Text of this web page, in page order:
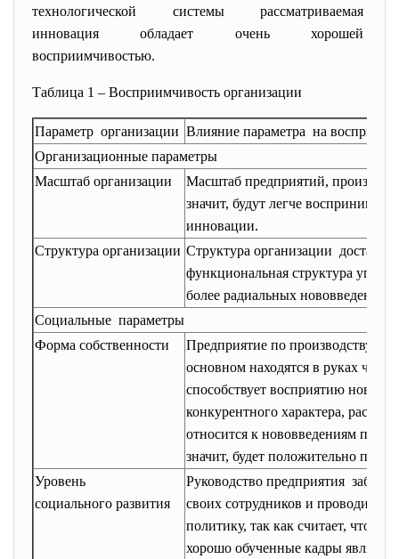
технологической системы рассматриваемая
инновация обладает очень хорошей
восприимчивостью.
Таблица 1 – Восприимчивость организации
Параметр организации Влияние параметра на
Организационные параметры
Масштаб организации
Масштаб предприятий,
значит, будут легче
инновации.
Структура организации Структура организации
функциональная структура
более радиальных нововведений
Социальные параметры
Форма собственности
Предприятие по производству
основном находятся в руках
способствует восприятию
конкурентного характера,
относится к нововведениям
значит, будет положительно
Уровень
социального развития
Руководство предприятия
своих сотрудников и проводит
политику, так как считает, что
хорошо обученные кадры